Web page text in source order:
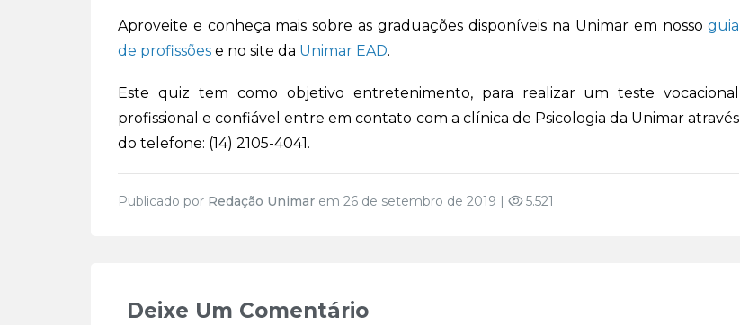
Aproveite e conheça mais sobre as graduações disponíveis na Unimar em nossoguia
de profissõese no site da Unimar EAD.
Este quiz tem como objetivo entretenimento, para realizar um teste vocacional
profissional e confiável entre em contato com a clínica de Psicologia da Unimar através
do telefone: (14) 2105-4041.
Publicado por Redação Unimarem 26 de setembro de 2019 | 5.521
Deixe Um Comentário